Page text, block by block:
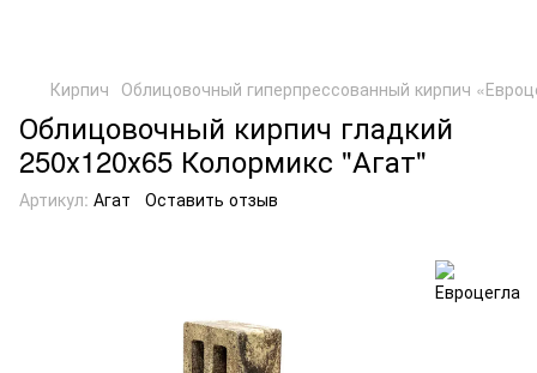
Кирпич Облицовочный гиперпрессованный кирпич
Облицовочный кирпич гладкий
250х120х65 Колормикс "Агат"
Артикул: Агат Оставить отзыв